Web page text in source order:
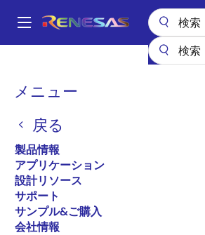
ン
Main
メニュー
戻る
製品情報
アプリケーション
設計リソース
サポート
サンプル&ご購入
会社情報
パ
く
ず
パワーディスクリート パワー
2SJ327-Z
廃止品
Switching P-Channel